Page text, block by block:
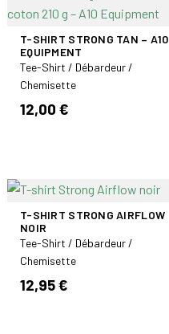
T-SHIRT STRONG TAN – A10
EQUIPMENT
Tee-Shirt / Débardeur /
Chemisette
12,00 €
T-SHIRT STRONG AIRFLOW
NOIR
Tee-Shirt / Débardeur /
Chemisette
12,95 €